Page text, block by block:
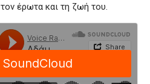
έρωτα και τη ζωή του.